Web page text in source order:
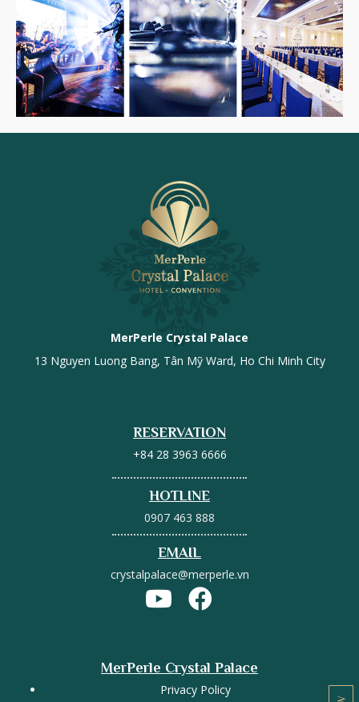
MerPerle Crystal Palace
13 Nguyen Luong Bang, Tân Mỹ Ward, Ho Chi Minh City
RESERVATION
+84 28 3963 6666
HOTLINE
0907 463 888
EMAIL
crystalpalace@merperle.vn
MerPerle Crystal Palace
Privacy Policy